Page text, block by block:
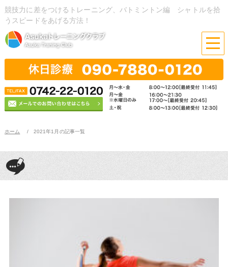
競技力に差をつけるトレーニング、バトミントン編 シャトルを拾
うスピードをあげる方法！
ホーム 2021年1月の記事一覧